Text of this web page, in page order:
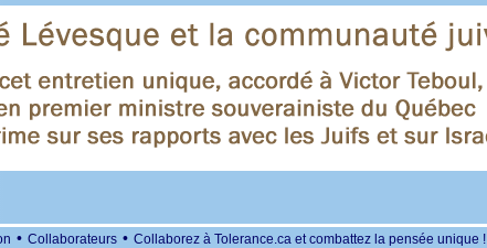
• Collaborateurs • Collaborez à Tolerance.ca et combattez la pensée unique !